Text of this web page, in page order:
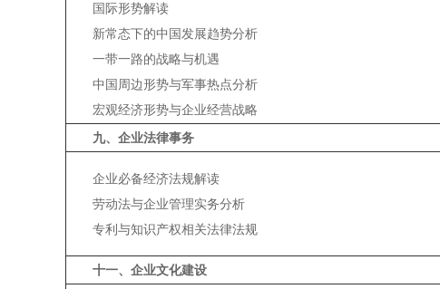
国际形势解读
新常态下的中国发展趋势分析
一带一路的战略与机遇
中国周边形势与军事热点分析
宏观经济形势与企业经营战略
九、企业法律事务
企业必备经济法规解读
劳动法与企业管理实务分析
专利与知识产权相关法律法规
十一、企业文化建设